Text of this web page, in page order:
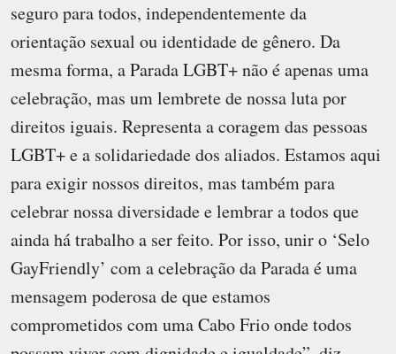
seguro para todos, independentemente da
orientação sexual ou identidade de gênero. Da
mesma forma, a Parada LGBT+ não é apenas uma
celebração, mas um lembrete de nossa luta por
direitos iguais. Representa a coragem das pessoas
LGBT+ e a solidariedade dos aliados. Estamos aqui
para exigir nossos direitos, mas também para
celebrar nossa diversidade e lembrar a todos que
ainda há trabalho a ser feito. Por isso, unir o ‘Selo
GayFriendly’ com a celebração da Parada é uma
mensagem poderosa de que estamos
comprometidos com uma Cabo Frio onde todos